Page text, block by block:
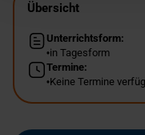
Übersicht
Unterrichtsform:
in Tagesform
Termine:
Keine Termine